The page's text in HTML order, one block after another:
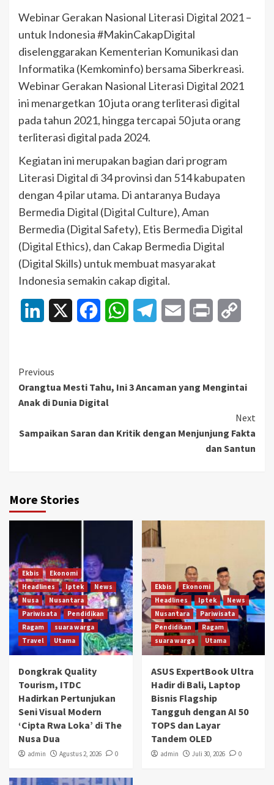
Webinar Gerakan Nasional Literasi Digital 2021 –
untuk Indonesia #MakinCakapDigital
diselenggarakan Kementerian Komunikasi dan
Informatika (Kemkominfo) bersama Siberkreasi.
Webinar Gerakan Nasional Literasi Digital 2021
ini menargetkan 10 juta orang terliterasi digital
pada tahun 2021, hingga tercapai 50 juta orang
terliterasi digital pada 2024.
Kegiatan ini merupakan bagian dari program
Literasi Digital di 34 provinsi dan 514 kabupaten
dengan 4 pilar utama. Di antaranya Budaya
Bermedia Digital (Digital Culture), Aman
Bermedia (Digital Safety), Etis Bermedia Digital
(Digital Ethics), dan Cakap Bermedia Digital
(Digital Skills) untuk membuat masyarakat
Indonesia semakin cakap digital.
LinkedIn FacebookWhatsAppTelegramEmail Print
Continue
Reading
Previous
Orangtua Mesti Tahu, Ini 3 Ancaman yang Mengintai
Anak di Dunia Digital
Next
Sampaikan Saran dan Kritik dengan Menjunjung Fakta
dan Santun
More Stories
Ekbis
Ekonomi
Headlines
Iptek
News
Nusa
Nusantara
Pariwisata
Pendidikan
Ragam
suara warga
Travel
Utama
Dongkrak Quality
Tourism, ITDC
Hadirkan Pertunjukan
Seni Visual Modern
‘Cipta Rwa Loka’ di The
Nusa Dua
admin Agustus 2, 2026 0
Ekbis
Ekonomi
Headlines
Iptek
News
Nusantara
Pariwisata
Pendidikan
Ragam
suara warga
Utama
ASUS ExpertBook Ultra
Hadir di Bali, Laptop
Bisnis Flagship
Tangguh dengan AI 50
TOPS dan Layar
Tandem OLED
admin Juli 30, 2026 0